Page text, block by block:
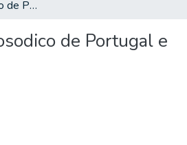
Biblioteca
Estatísticas
Diccionario prosodico de Portugal e Brazil
de Portugal e